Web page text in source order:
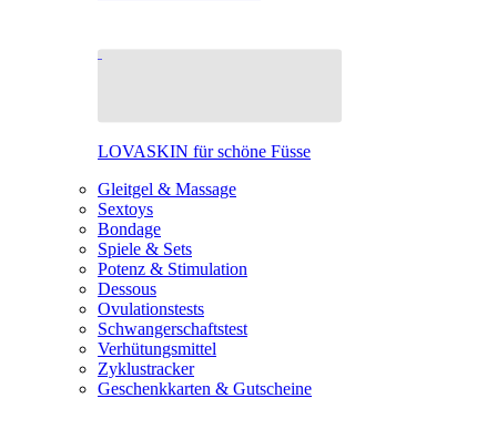
LOVASKIN für schöne Füsse
Gleitgel & Massage
Sextoys
Bondage
Spiele & Sets
Potenz & Stimulation
Dessous
Ovulationstests
Schwangerschaftstest
Verhütungsmittel
Zyklustracker
Geschenkkarten & Gutscheine